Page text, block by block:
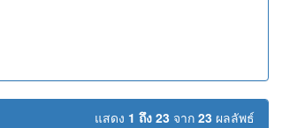
แสดง 1 ถึง 23 จาก 23 ผลลัพธ์